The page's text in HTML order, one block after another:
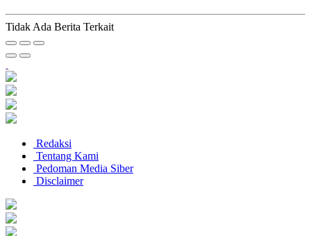
Tidak Ada Berita Terkait
Redaksi
Tentang Kami
Pedoman Media Siber
Disclaimer